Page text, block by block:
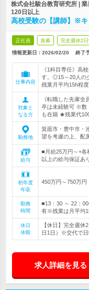
株式会社駿台教育研究所 |
120日以上
高校受験の【講師】※
正社員 急募 完全週休2日
情報更新日：2026/02/20 終了
仕事内容
《1科目専任》高
す。◎15～20人の
残業月平均15h程
対象と
なる方
《転職した先輩
卒は未経験可 ※数
も在籍 ★残業代
勤務地
箕面市・豊中市・
望を考慮の上、配
給与
■月給25万円～+各
以上の給与保証あ
初年度
年収
450万円～750万円
勤務
時間
■13：30 ～ 22：
有※残業は月平均
休日
休暇
【休日】完全週
日1日）※交代で日
求人詳細を見る